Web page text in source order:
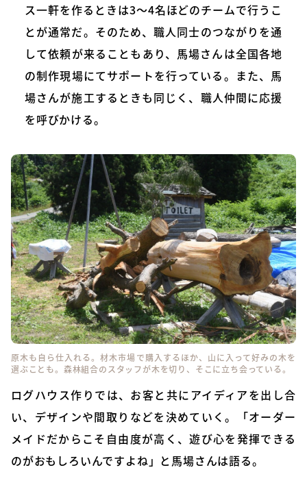
ス一軒を作るときは3～4名ほどのチームで行うこ
とが通常だ。そのため、職人同士のつながりを通
して依頼が来ることもあり、馬場さんは全国各地
の制作現場にてサポートを行っている。また、馬
場さんが施工するときも同じく、職人仲間に応援
を呼びかける。
原木も自ら仕入れる。材木市場で購入するほか、山に入って好みの木を
選ぶことも。森林組合のスタッフが木を切り、そこに立ち会っている。
ログハウス作りでは、お客と共にアイディアを出し合
い、デザインや間取りなどを決めていく。「オーダー
メイドだからこそ自由度が高く、遊び心を発揮できる
のがおもしろいんですよね」と馬場さんは語る。